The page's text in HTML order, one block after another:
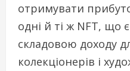
отримувати
одні й ті ж NFT, що
складовою доходу
колекціонерів і